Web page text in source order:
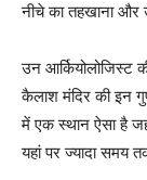
नीचे का तहखाना और
उन आर्कियोलोजिस्ट
कैलाश मंदिर की इन
में एक स्थान ऐसा है
यहां पर ज्यादा समय